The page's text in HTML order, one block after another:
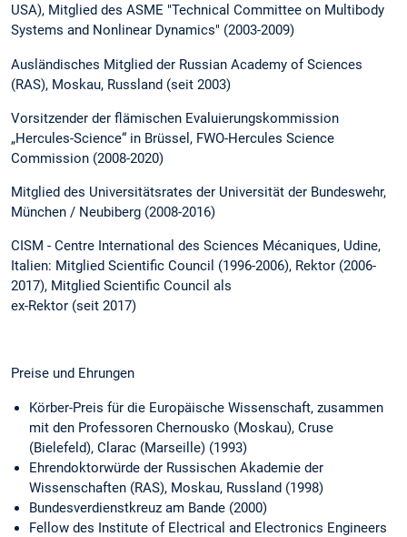
USA), Mitglied des ASME "Technical Committee on Multibody
Systems and Nonlinear Dynamics" (2003-2009)
Ausländisches Mitglied der Russian Academy of Sciences
(RAS), Moskau, Russland (seit 2003)
Vorsitzender der flämischen Evaluierungskommission
„Hercules-Science“ in Brüssel, FWO-Hercules Science
Commission (2008-2020)
Mitglied des Universitätsrates der Universität der Bundeswehr,
München / Neubiberg (2008-2016)
CISM - Centre International des Sciences Mécaniques, Udine,
Italien: Mitglied Scientific Council (1996-2006), Rektor (2006-
2017), Mitglied Scientific Council als
ex-Rektor (seit 2017)
Preise und Ehrungen
Körber-Preis für die Europäische Wissenschaft, zusammen
mit den Professoren Chernousko (Moskau), Cruse
(Bielefeld), Clarac (Marseille) (1993)
Ehrendoktorwürde der Russischen Akademie der
Wissenschaften (RAS), Moskau, Russland (1998)
Bundesverdienstkreuz am Bande (2000)
Fellow des Institute of Electrical and Electronics Engineers